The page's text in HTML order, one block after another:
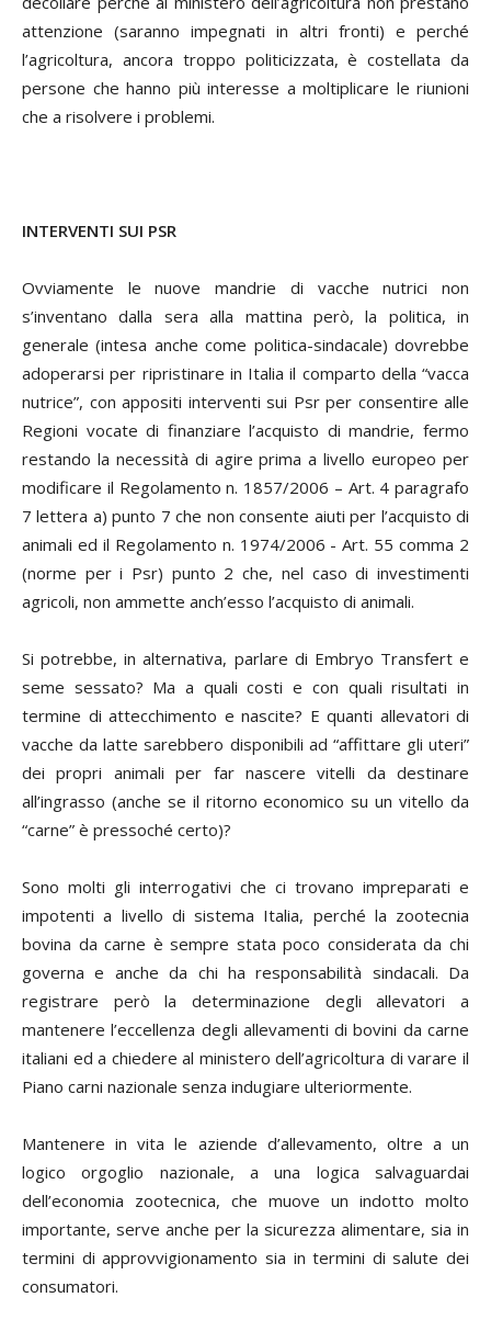
attenzione (saranno impegnati in altri fronti) e perché
l’agricoltura, ancora troppo politicizzata, è costellata da
persone che hanno più interesse a moltiplicare le riunioni
che a risolvere i problemi.
INTERVENTI SUI PSR
Ovviamente le nuove mandrie di vacche nutrici non
s’inventano dalla sera alla mattina però, la politica, in
generale (intesa anche come politica-sindacale) dovrebbe
adoperarsi per ripristinare in Italia il comparto della “vacca
nutrice”, con appositi interventi sui Psr per consentire alle
Regioni vocate di finanziare l’acquisto di mandrie, fermo
restando la necessità di agire prima a livello europeo per
modificare il Regolamento n. 1857/2006 – Art. 4 paragrafo
7 lettera a) punto 7 che non consente aiuti per l’acquisto di
animali ed il Regolamento n. 1974/2006 - Art. 55 comma 2
(norme per i Psr) punto 2 che, nel caso di investimenti
agricoli, non ammette anch’esso l’acquisto di animali.
Si potrebbe, in alternativa, parlare di Embryo Transfert e
seme sessato? Ma a quali costi e con quali risultati in
termine di attecchimento e nascite? E quanti allevatori di
vacche da latte sarebbero disponibili ad “affittare gli uteri”
dei propri animali per far nascere vitelli da destinare
all’ingrasso (anche se il ritorno economico su un vitello da
“carne” è pressoché certo)?
Sono molti gli interrogativi che ci trovano impreparati e
impotenti a livello di sistema Italia, perché la zootecnia
bovina da carne è sempre stata poco considerata da chi
governa e anche da chi ha responsabilità sindacali. Da
registrare però la determinazione degli allevatori a
mantenere l’eccellenza degli allevamenti di bovini da carne
italiani ed a chiedere al ministero dell’agricoltura di varare il
Piano carni nazionale senza indugiare ulteriormente.
Mantenere in vita le aziende d’allevamento, oltre a un
logico orgoglio nazionale, a una logica salvaguardai
dell’economia zootecnica, che muove un indotto molto
importante, serve anche per la sicurezza alimentare, sia in
termini di approvvigionamento sia in termini di salute dei
consumatori.